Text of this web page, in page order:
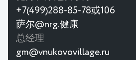
+7(499)288-85-78或106
萨尔@nrg.健康
总经理
gm@vnukovovillage.ru